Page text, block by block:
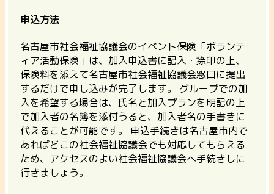
申込方法
名古屋市社会福祉協議会のイベント保険「ボランテ
ィア活動保険」は、加入申込書に記入・捺印の上、
保険料を添えて名古屋市社会福祉協議会窓口に提出
するだけで申し込みが完了します。 グループでの加
入を希望する場合は、氏名と加入プランを明記の上
で加入者の名簿を添付うると、加入者名の手書きに
代えることが可能です。 申込手続きは名古屋市内で
あればどこの社会福祉協議会でも対応してもらえる
ため、アクセスのよい社会福祉協議会へ手続きしに
行きましょう。